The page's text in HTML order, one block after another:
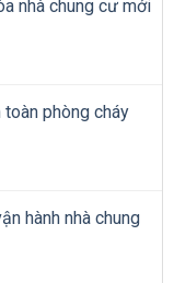
nhà chung cư mới
phòng cháy
hành nhà chung